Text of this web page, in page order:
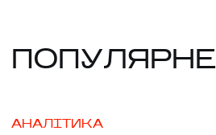
ПОПУЛЯРНЕ
АНАЛІТИКА